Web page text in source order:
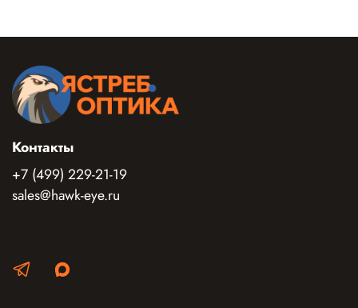
Контакты
+7 (499) 229-21-19
sales@hawk-eye.ru